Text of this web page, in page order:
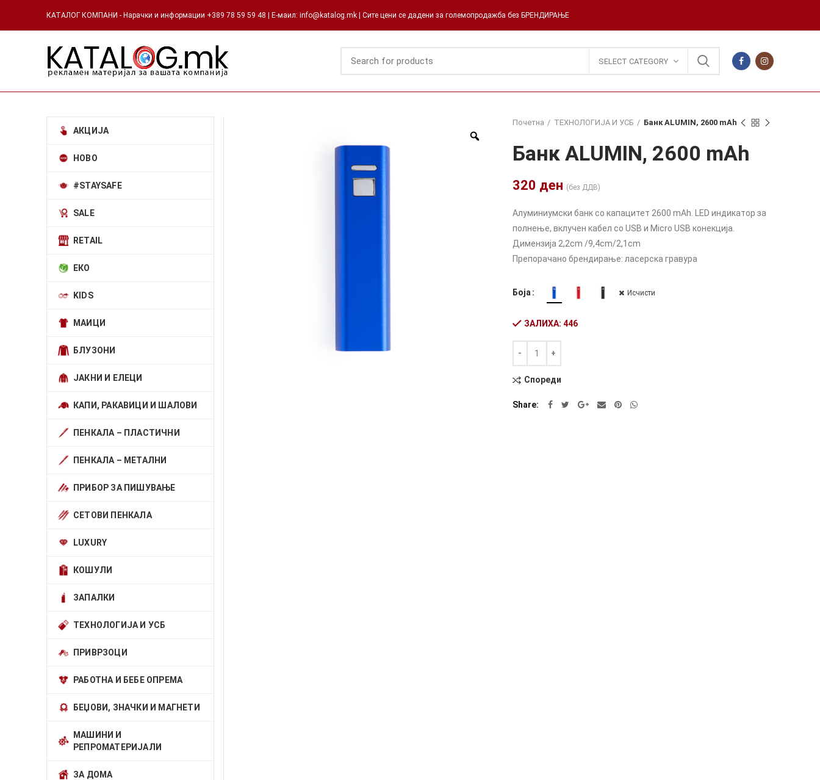
КАТАЛОГ КОМПАНИ - Нарачки и информации +389 78 59 59 48 | Е-маил: info@katalog.mk | Сите цени се дадени за големопродажба без БРЕНДИРАЊЕ
SELECT CATEGORY
Почетна ТЕХНОЛОГИЈА И УСБ Банк ALUMIN, 2600 mAh
Банк ALUMIN, 2600 mAh
320 ден (без ДДВ)
Алуминиумски банк со капацитет 2600 mAh. LED индикатор за
полнење, вклучен кабел со USB и Micro USB конекција.
Димензија 2,2cm /9,4cm/2,1cm
Препорачано брендирање: ласерска гравура
Боја Исчисти
ЗАЛИХА: 446
Alternative:
Спореди
Share
АКЦИЈА
НОВО
#STAYSAFE
SALE
RETAIL
ЕКО
KIDS
МАИЦИ
БЛУЗОНИ
ЈАКНИ И ЕЛЕЦИ
КАПИ, РАКАВИЦИ И ШАЛОВИ
ПЕНКАЛА – ПЛАСТИЧНИ
ПЕНКАЛА – МЕТАЛНИ
ПРИБОР ЗА ПИШУВАЊЕ
СЕТОВИ ПЕНКАЛА
LUXURY
КОШУЛИ
ЗАПАЛКИ
ТЕХНОЛОГИЈА И УСБ
ПРИВРЗОЦИ
РАБОТНА И БЕБЕ ОПРЕМА
БЕЏОВИ, ЗНАЧКИ И МАГНЕТИ
МАШИНИ И
РЕПРОМАТЕРИЈАЛИ
ЗА ДОМА